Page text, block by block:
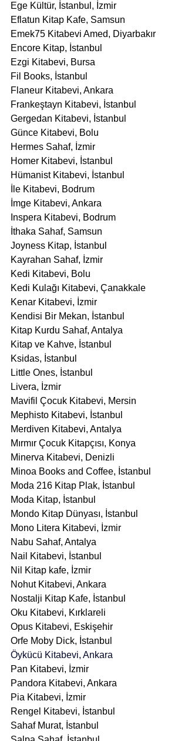
Ege Kültür, İstanbul, İzmir
Eflatun Kitap Kafe, Samsun
Emek75 Kitabevi Amed, Diyarbakır
Encore Kitap, İstanbul
Ezgi Kitabevi, Bursa
Fil Books, İstanbul
Flaneur Kitabevi, Ankara
Frankeştayn Kitabevi, İstanbul
Gergedan Kitabevi, İstanbul
Günce Kitabevi, Bolu
Hermes Sahaf, İzmir
Homer Kitabevi, İstanbul
Hümanist Kitabevi, İstanbul
İle Kitabevi, Bodrum
İmge Kitabevi, Ankara
Inspera Kitabevi, Bodrum
İthaka Sahaf, Samsun
Joyness Kitap, İstanbul
Kayrahan Sahaf, İzmir
Kedi Kitabevi, Bolu
Kedi Kulağı Kitabevi, Çanakkale
Kenar Kitabevi, İzmir
Kendisi Bir Mekan, İstanbul
Kitap Kurdu Sahaf, Antalya
Kitap ve Kahve, İstanbul
Ksidas, İstanbul
Little Ones, İstanbul
Livera, İzmir
Mavifil Çocuk Kitabevi, Mersin
Mephisto Kitabevi, İstanbul
Merdiven Kitabevi, Antalya
Mırmır Çocuk Kitapçısı, Konya
Minerva Kitabevi, Denizli
Minoa Books and Coffee, İstanbul
Moda 216 Kitap Plak, İstanbul
Moda Kitap, İstanbul
Mondo Kitap Dünyası, İstanbul
Mono Litera Kitabevi, İzmir
Nabu Sahaf, Antalya
Nail Kitabevi, İstanbul
Nil Kitap kafe, İzmir
Nohut Kitabevi, Ankara
Nostalji Kitap Kafe, İstanbul
Oku Kitabevi, Kırklareli
Opus Kitabevi, Eskişehir
Orfe Moby Dick, İstanbul
Öykücü Kitabevi, Ankara
Pan Kitabevi, İzmir
Pandora Kitabevi, Ankara
Pia Kitabevi, İzmir
Rengel Kitabevi, İstanbul
Sahaf Murat, İstanbul